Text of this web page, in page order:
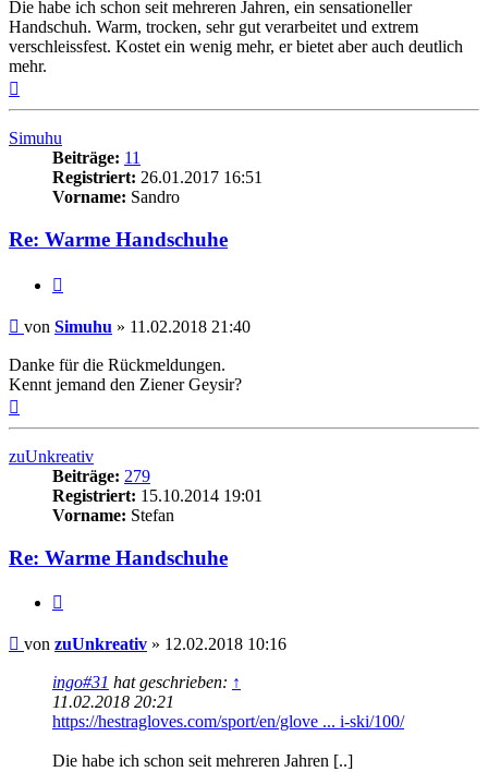
Die habe ich schon seit mehreren Jahren, ein sensationeller
Handschuh. Warm, trocken, sehr gut verarbeitet und extrem
verschleissfest. Kostet ein wenig mehr, er bietet aber auch deutlich
mehr.
oben
Simuhu
Beiträge: 11
Registriert: 26.01.2017 16:51
Vorname: Sandro
Re: Warme Handschuhe
Beitrag
von Simuhu » 11.02.2018 21:40
Danke für die Rückmeldungen.
Kennt jemand den Ziener Geysir?
zuUnkreativ
Beiträge: 279
Registriert: 15.10.2014 19:01
Vorname: Stefan
Re: Warme Handschuhe
Beitrag
von zuUnkreativ » 12.02.2018 10:16
ingo#31 hat geschrieben: ↑
11.02.2018 20:21
https://hestragloves.com/sport/en/glove ... i-ski/100/
Die habe ich schon seit mehreren Jahren [..]